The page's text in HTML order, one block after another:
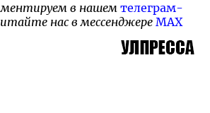
в нашем телеграм-
нас в мессенджере MAX